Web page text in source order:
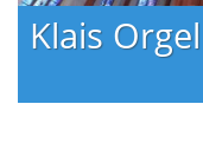
Klais Orgel